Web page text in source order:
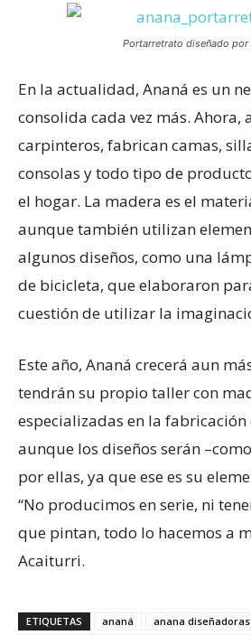
Portarretrato diseñado por
En la actualidad, Ananá es un
consolida cada vez más. Ahora,
carpinteros, fabrican camas,
consolas y todo tipo de
el hogar. La madera es el
aunque también utilizan
algunos diseños, como una
de bicicleta, que elaboraron
cuestión de utilizar la
Este año, Ananá crecerá aun
tendrán su propio taller con
especializadas en la
aunque los diseños serán
por ellas, ya que ese es su
“No producimos en serie, ni
que pintan, todo lo hacemos a
Acaiturri.
ETIQUETAS ananá
anana diseñadoras